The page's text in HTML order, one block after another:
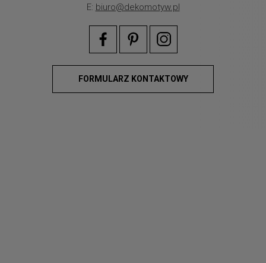
E: biuro@dekomotyw.pl
FORMULARZ KONTAKTOWY